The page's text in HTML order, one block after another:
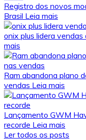
Registro dos novos
Brasil Leia mais
onix plus lidera
mais
Ram abandona plano
vendas Leia mais
Lançamento GWM
recorde Leia mais
Ler todos os posts